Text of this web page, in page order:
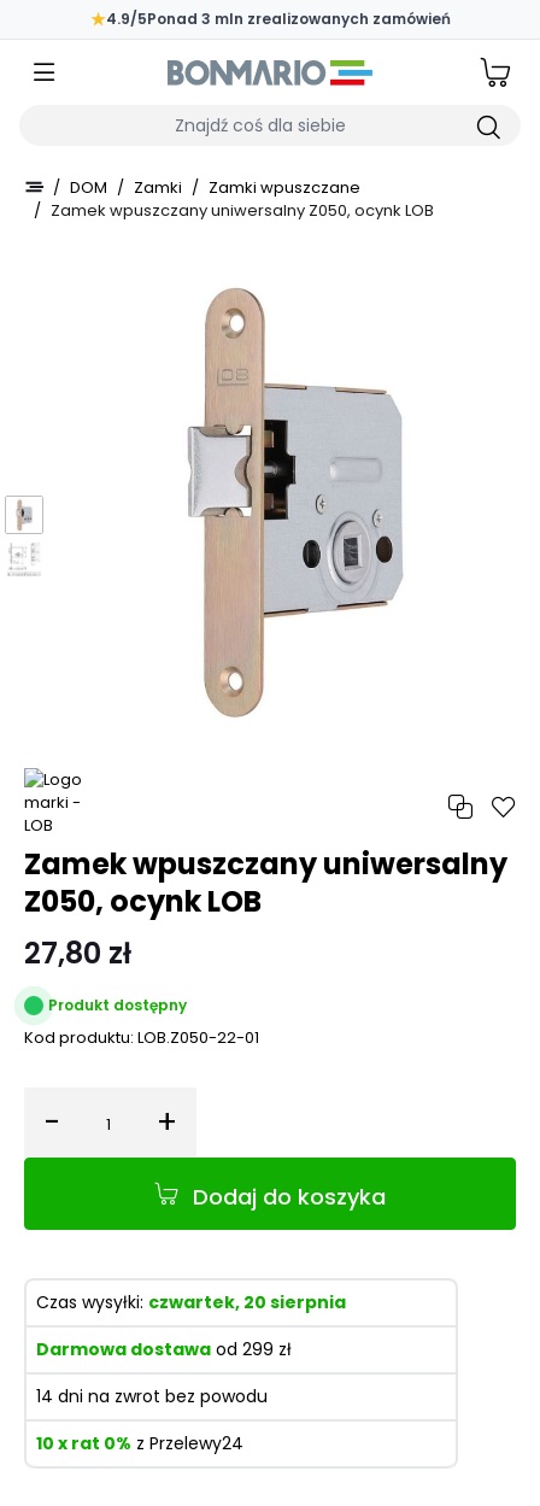
Przejdź do głównej zawartości strony
★4.9/5Ponad 3 mln zrealizowanych zamówień
Wpisz czego szukasz
/ DOM / Zamki / Zamki wpuszczane
/ Zamek wpuszczany uniwersalny Z050, ocynk LOB
Zamek wpuszczany uniwersalny
Z050, ocynk LOB
27,80 zł
Produkt dostępny
Kod produktu: LOB.Z050-22-01
- Ilość +
Dodaj do koszyka
Czas wysyłki: czwartek, 20 sierpnia
Darmowa dostawa od 299 zł
14 dni na zwrot bez powodu
10 x rat 0% z Przelewy24